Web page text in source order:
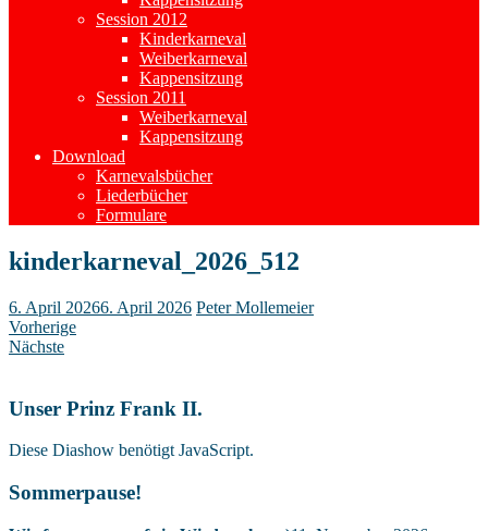
Session 2012
Kinderkarneval
Weiberkarneval
Kappensitzung
Session 2011
Weiberkarneval
Kappensitzung
Download
Karnevalsbücher
Liederbücher
Formulare
kinderkarneval_2026_512
6. April 20266. April 2026 Peter Mollemeier
Vorherige
Nächste
Unser Prinz Frank II.
Diese Diashow benötigt JavaScript.
Sommerpause!